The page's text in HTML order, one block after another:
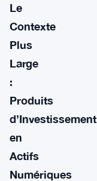
Le
Contexte
Plus
Large
:
Produits
d’Investissement
en
Actifs
Numériques